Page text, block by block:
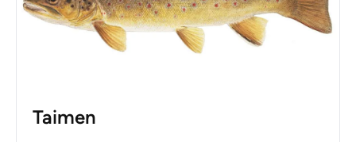
Taimen